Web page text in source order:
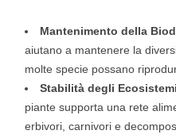
Mantenimento della
aiutano a mantenere la
molte specie possano
Stabilità degli
piante supporta una rete
erbivori, carnivori e